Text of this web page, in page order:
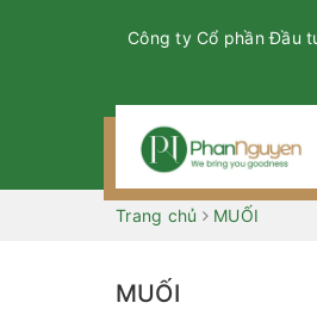
Công ty Cổ phần Đầu
Trang chủ MUỐI
MUỐI